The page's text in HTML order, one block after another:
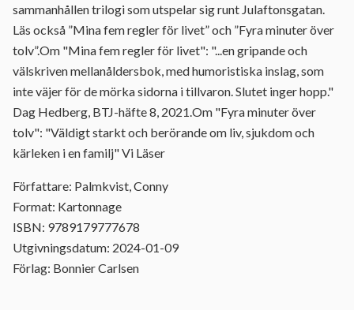
sammanhållen trilogi som utspelar sig runt Julaftonsgatan.
Läs också ”Mina fem regler för livet” och ”Fyra minuter över
tolv”.Om "Mina fem regler för livet": "...en gripande och
välskriven mellanåldersbok, med humoristiska inslag, som
inte väjer för de mörka sidorna i tillvaron. Slutet inger hopp."
Dag Hedberg, BTJ-häfte 8, 2021.Om "Fyra minuter över
tolv": "Väldigt starkt och berörande om liv, sjukdom och
kärleken i en familj" Vi Läser
Författare: Palmkvist, Conny
Format: Kartonnage
ISBN: 9789179777678
Utgivningsdatum: 2024-01-09
Förlag: Bonnier Carlsen